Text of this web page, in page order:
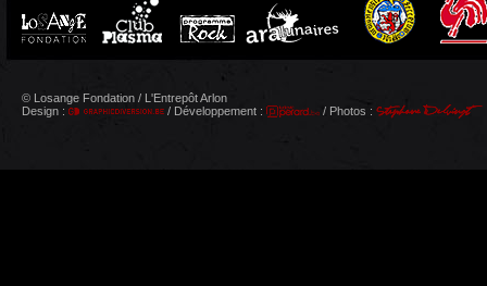
© Losange Fondation / L'Entrepôt Arlon
Design :
/ Développement : / Photos :